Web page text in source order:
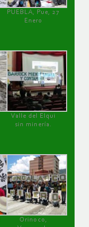
PUEBLA, Pue, 27
Enero
Valle del Elqui
sin minería.
Orinoco,